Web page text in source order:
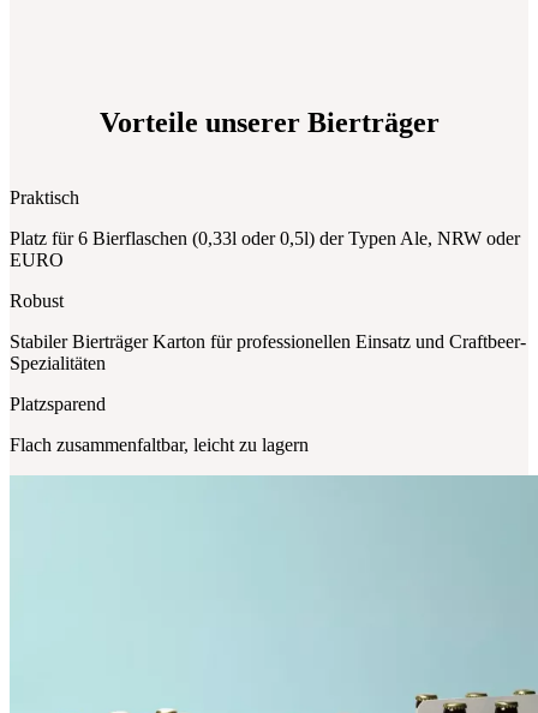
Vorteile unserer Bierträger
Praktisch
Platz für 6 Bierflaschen (0,33l oder 0,5l) der Typen Ale, NRW oder
EURO
Robust
Stabiler Bierträger Karton für professionellen Einsatz und Craftbeer-
Spezialitäten
Platzsparend
Flach zusammenfaltbar, leicht zu lagern